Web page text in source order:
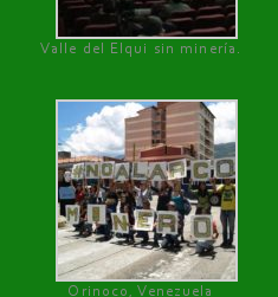
Valle del Elqui sin minería.
Orinoco, Venezuela